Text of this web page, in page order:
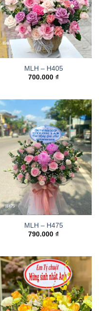
MLH – H405
700.000 ₫
MLH – H475
790.000 ₫